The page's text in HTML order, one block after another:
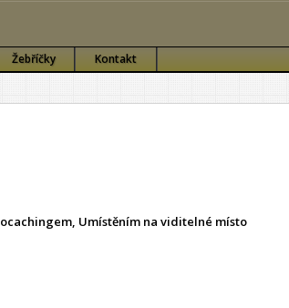
Žebříčky Kontakt
Umístěním na viditelné místo